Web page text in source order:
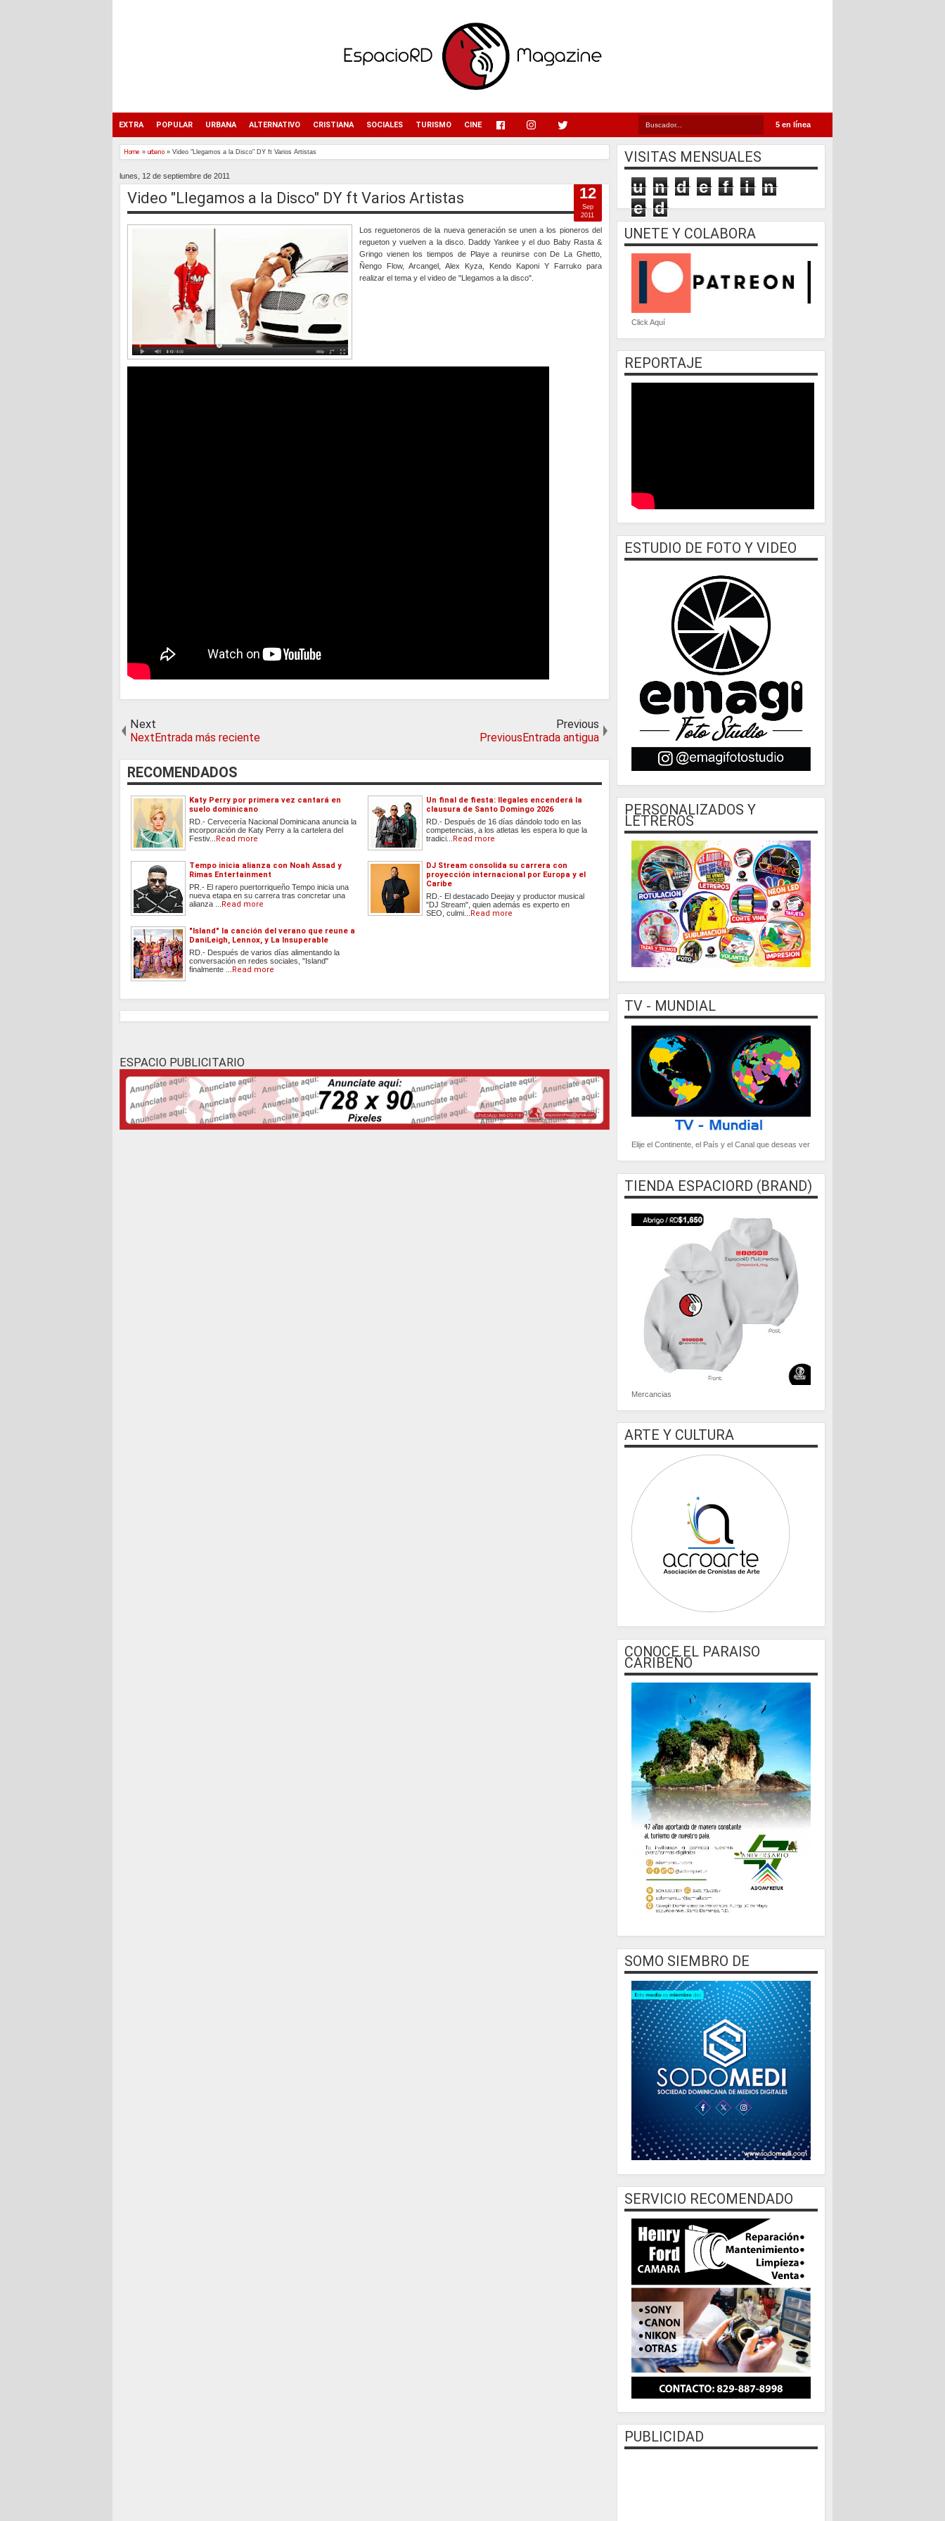
5 en línea
EXTRA POPULAR URBANA ALTERNATIVO CRISTIANA SOCIALES TURISMO CINE
Home » urbano » Video "Llegamos a la Disco" DY ft Varios Artistas
lunes, 12 de septiembre de 2011
Video "Llegamos a la Disco" DY ft Varios Artistas
Los reguetoneros de la nueva generación se unen a los pioneros del
regueton y vuelven a la disco. Daddy Yankee y el duo Baby Rasta &
Gringo vienen los tiempos de Playe a reunirse con De La Ghetto,
Ñengo Flow, Arcangel, Alex Kyza, Kendo Kaponi Y Farruko para
realizar el tema y el video de "Llegamos a la disco".
12
Sep
2011
Next
NextEntrada más reciente
Previous
PreviousEntrada antigua
RECOMENDADOS
Katy Perry por primera vez cantará en
suelo dominicano
RD.- Cervecería Nacional Dominicana anuncia la
incorporación de Katy Perry a la cartelera del
Festiv...
Read more
Un final de fiesta: Ilegales encenderá la
clausura de Santo Domingo 2026
RD.- Después de 16 días dándolo todo en las
competencias, a los atletas les espera lo que la
tradici...
Read more
Tempo inicia alianza con Noah Assad y
Rimas Entertainment
PR.- El rapero puertorriqueño Tempo inicia una
nueva etapa en su carrera tras concretar una
alianza ...
Read more
DJ Stream consolida su carrera con
proyección internacional por Europa y el
Caribe
RD.- El destacado Deejay y productor musical
"DJ Stream", quien además es experto en
SEO, culmi...
Read more
"Island" la canción del verano que reune a
DaniLeigh, Lennox, y La Insuperable
RD.- Después de varios días alimentando la
conversación en redes sociales, "Island"
finalmente ...
Read more
ESPACIO PUBLICITARIO
VISITAS MENSUALES
u n d e f i
n
e
d
UNETE Y COLABORA
Click Aquí
REPORTAJE
ESTUDIO DE FOTO Y VIDEO
PERSONALIZADOS Y
LETREROS
TV - MUNDIAL
Elije el Continente, el País y el Canal que deseas ver
TIENDA ESPACIORD (BRAND)
Mercancias
ARTE Y CULTURA
CONOCE EL PARAISO
CARIBEÑO
SOMO SIEMBRO DE
SERVICIO RECOMENDADO
PUBLICIDAD